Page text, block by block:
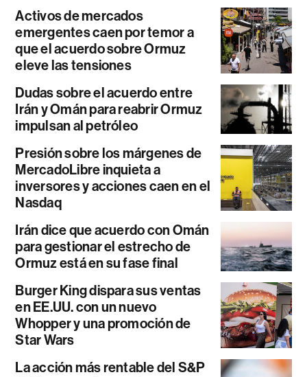
Activos de mercados
emergentes caen por temor a
que el acuerdo sobre Ormuz
eleve las tensiones
Dudas sobre el acuerdo entre
Irán y Omán para reabrir Ormuz
impulsan al petróleo
Presión sobre los márgenes de
MercadoLibre inquieta a
inversores y acciones caen en el
Nasdaq
Irán dice que acuerdo con Omán
para gestionar el estrecho de
Ormuz está en su fase final
Burger King dispara sus ventas
en EE.UU. con un nuevo
Whopper y una promoción de
Star Wars
La acción más rentable del S&P